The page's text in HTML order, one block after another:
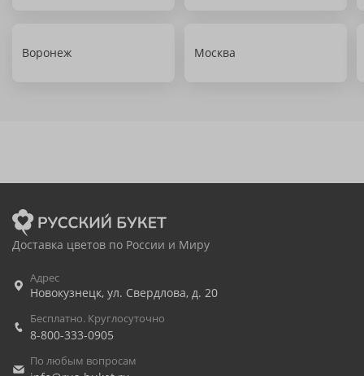
Воронеж Москва
Доставка цветов по России и Миру
Адрес
Новокузнецк, ул. Свердлова, д. 20
Бесплатно. Круглосуточно
8-800-333-0905
По любым вопросам